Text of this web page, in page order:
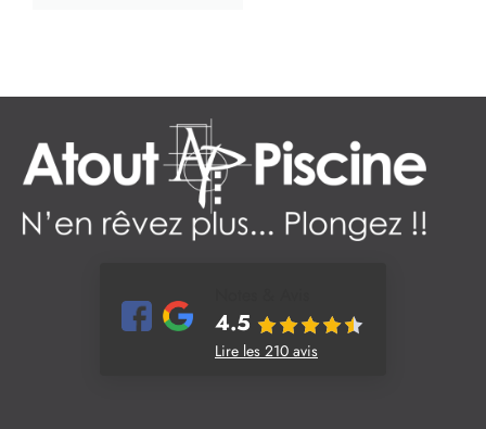
4.5
Lire les 210 avis